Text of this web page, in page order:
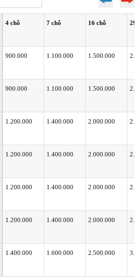
4 chỗ 7 chỗ 16 chỗ 29
900.000 1.100.000 1.500.000
900.000 1.100.000 1.500.000
1.200.000 1.400.000 2.000.000
1.200.000 1.400.000 2.000.000
1.200.000 1.400.000 2.000.000
1.200.000 1.400.000 2.000.000
1.400.000 1.600.000 2.500.000